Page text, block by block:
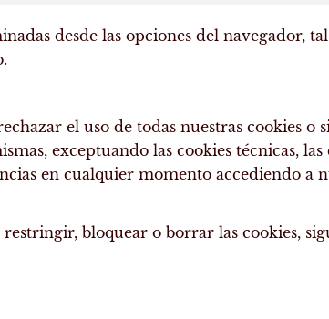
desde las opciones del navegador,
el uso de todas nuestras cookies o
exceptuando las cookies técnicas, las
en cualquier momento accediendo a
bloquear o borrar las cookies,